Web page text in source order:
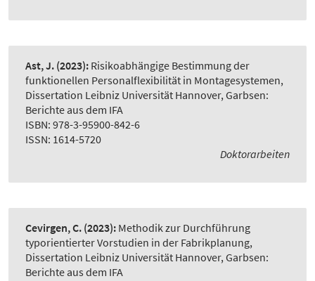
Ast, J. (2023): Risikoabhängige Bestimmung der
funktionellen Personalflexibilität in Montagesystemen,
Dissertation Leibniz Universität Hannover, Garbsen:
Berichte aus dem IFA
ISBN: 978-3-95900-842-6
ISSN: 1614-5720
Doktorarbeiten
Cevirgen, C. (2023): Methodik zur Durchführung
typorientierter Vorstudien in der Fabrikplanung,
Dissertation Leibniz Universität Hannover, Garbsen:
Berichte aus dem IFA